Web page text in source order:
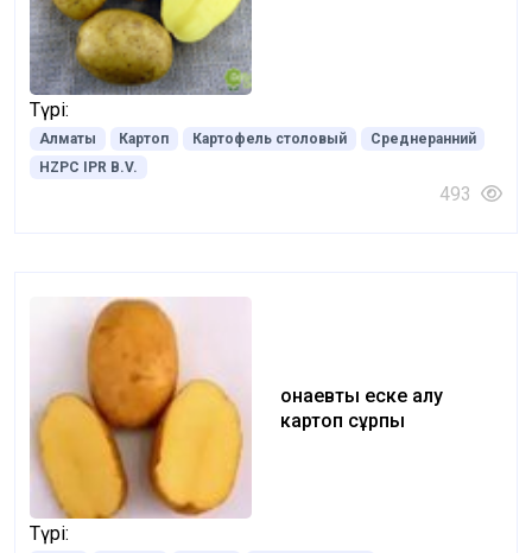
Түрі:
Алматы Картоп Картофель столовый
Среднеранний
HZPC IPR B.V.
493
Қонаевты еске алу
картоп сұрпы
Түрі: